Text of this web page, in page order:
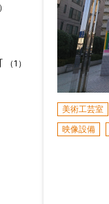
美術工芸室
映像設備
（1）